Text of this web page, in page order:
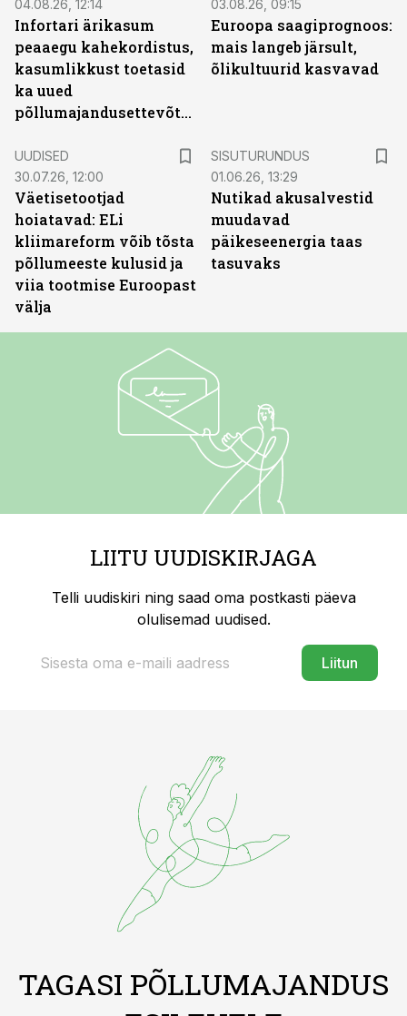
04.08.26, 12:14
Infortari ärikasum
peaaegu kahekordistus,
kasumlikkust toetasid
ka uued
põllumajandusettevõtted
03.08.26, 09:15
Euroopa saagiprognoos:
mais langeb järsult,
õlikultuurid kasvavad
UUDISED
30.07.26, 12:00
Väetisetootjad
hoiatavad: ELi
kliimareform võib tõsta
põllumeeste kulusid ja
viia tootmise Euroopast
välja
SISUTURUNDUS
01.06.26, 13:29
Nutikad akusalvestid
muudavad
päikeseenergia taas
tasuvaks
LIITU UUDISKIRJAGA
Telli uudiskiri ning saad oma postkasti päeva
olulisemad uudised.
Liitun
TAGASI PÕLLUMAJANDUS